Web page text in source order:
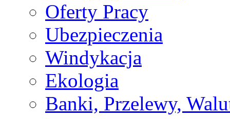
Oferty Pracy
Ubezpieczenia
Windykacja
Ekologia
Banki, Przelewy,